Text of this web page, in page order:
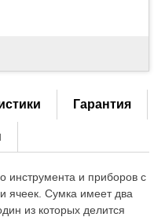
Гарантия
инструмента и приборов с
ячеек. Сумка имеет два
из которых делится